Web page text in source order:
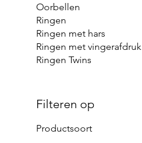
Oorbellen
Ringen
Ringen met hars
Ringen met vingerafdruk
Ringen Twins
Filteren op
Productsoort